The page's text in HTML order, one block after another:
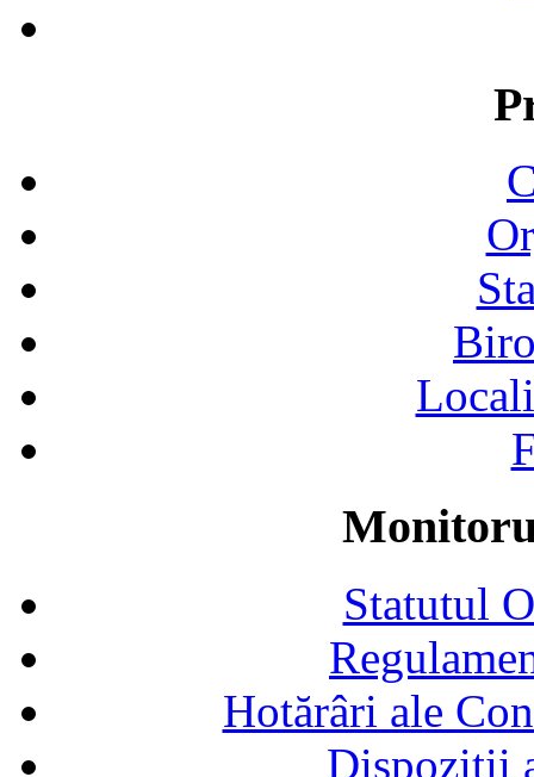
Statutul
Hotărâri ale
Dispoziții